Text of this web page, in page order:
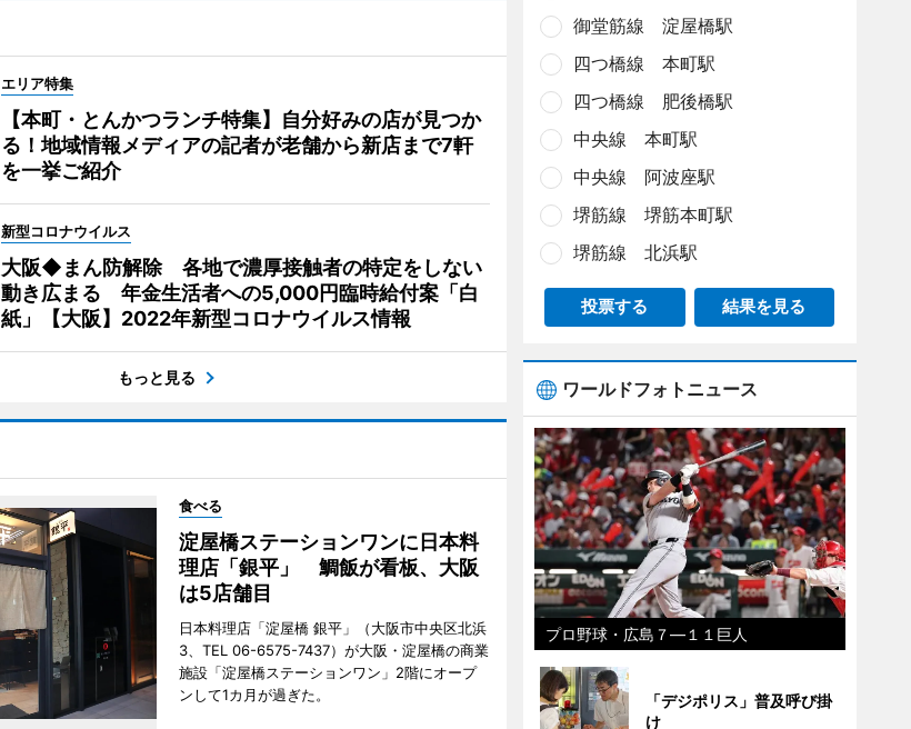
エリア特集
【本町・とんかつランチ特集】自分好みの店が見つか
る！地域情報メディアの記者が老舗から新店まで7軒
を一挙ご紹介
新型コロナウイルス
大阪◆まん防解除 各地で濃厚接触者の特定をしない
動き広まる 年金生活者への5,000円臨時給付案「白
紙」【大阪】2022年新型コロナウイルス情報
もっと見る
食べる
淀屋橋ステーションワンに日本料
理店「銀平」 鯛飯が看板、大阪
は5店舗目
日本料理店「淀屋橋 銀平」（大阪市中央区北浜
3、TEL 06-6575-7437）が大阪・淀屋橋の商業
施設「淀屋橋ステーションワン」2階にオープ
ンして1カ月が過ぎた。
御堂筋線 淀屋橋駅
四つ橋線 本町駅
四つ橋線 肥後橋駅
中央線 本町駅
中央線 阿波座駅
堺筋線 堺筋本町駅
堺筋線 北浜駅
投票する 結果を見る
ワールドフォトニュース
プロ野球・広島７―１１巨人
「デジポリス」普及呼び掛
け